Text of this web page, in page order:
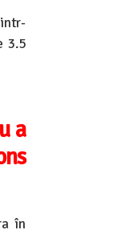
3.5
a
în